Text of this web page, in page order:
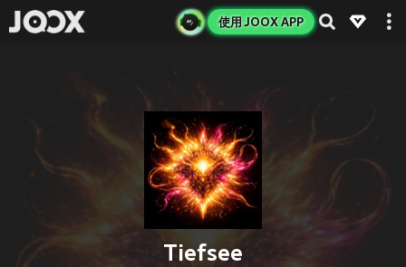
使用 JOOX APP
Tiefsee